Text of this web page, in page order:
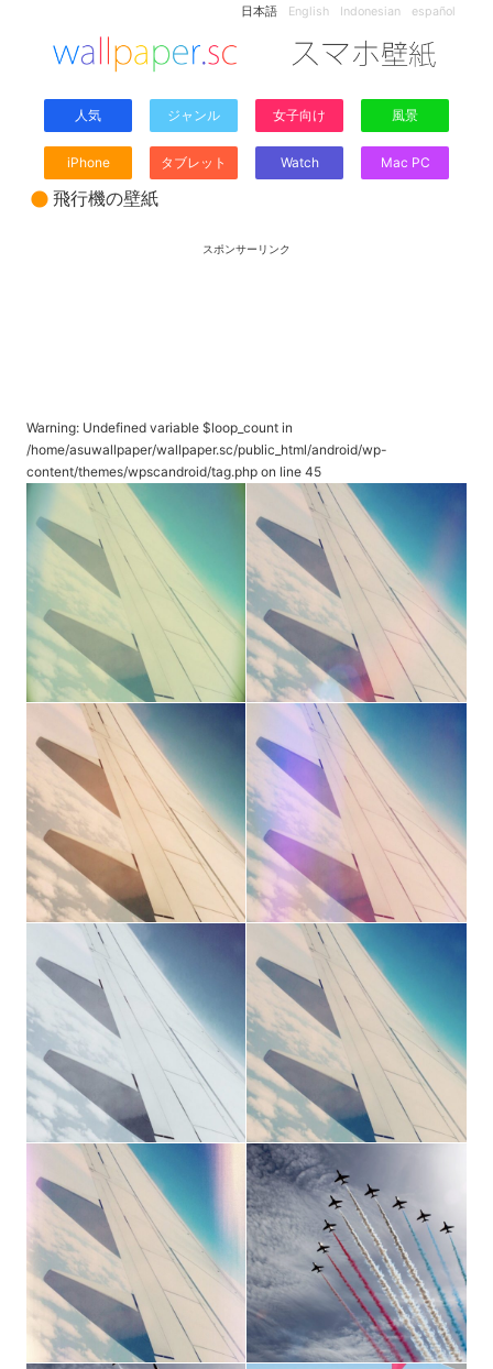
日本語 English Indonesian español
人気 ジャンル 女子向け 風景
iPhone タブレット Watch Mac PC
飛行機の壁紙
スポンサーリンク
Warning: Undefined variable $loop_count in
/home/asuwallpaper/wallpaper.sc/public_html/android/wp-
content/themes/wpscandroid/tag.php on line 45